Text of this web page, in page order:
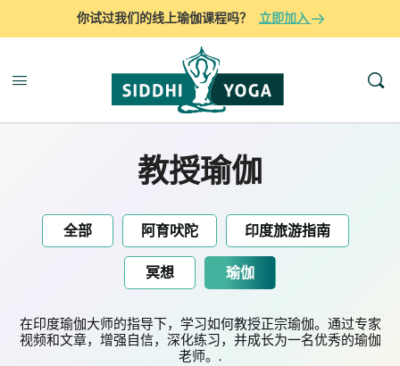
你试过我们的线上瑜伽课程吗？ 立即加入
教授瑜伽
全部 阿育吠陀 印度旅游指南
冥想 瑜伽
在印度瑜伽大师的指导下，学习如何教授正宗瑜伽。通过专家
视频和文章，增强自信，深化练习，并成长为一名优秀的瑜伽
老师。.